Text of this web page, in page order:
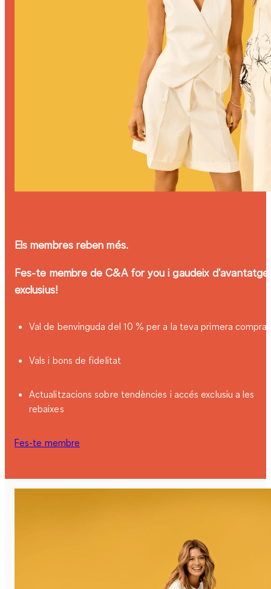
Els membres reben més.
Fes-te membre de C&A for you i gaudeix
exclusius!
Val de benvinguda del 10 % per a la teva primera compra
Vals i bons de fidelitat
Actualitzacions sobre tendències i accés exclusiu a les
rebaixes
Fes-te membre